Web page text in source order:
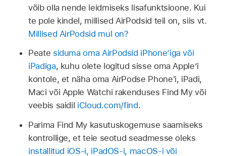
võib olla nende leidmiseks lisafunktsioone. Kui
te pole kindel, millised AirPodsid teil on, siis vt.
Millised AirPodsid mul on?
Peate siduma oma AirPodsid iPhone’iga või
iPadiga, kuhu olete logitud sisse oma Apple’i
kontole, et näha oma AirPodse Phone'i, iPadi,
Maci või Apple Watchi rakenduses Find My või
veebis saidil iCloud.com/find.
Parima Find My kasutuskogemuse saamiseks
kontrollige, et teie seotud seadmesse oleks
installitud iOS-i, iPadOS-i, macOS-i või